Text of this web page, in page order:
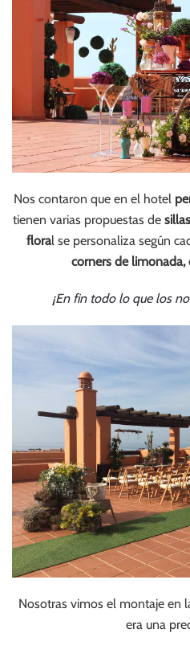
Nos contaron que en el hotel
tienen varias propuestas de sillas
floral se personaliza según
corners de limonada,
¡En fin todo lo que los
Nosotras vimos el montaje en
era una